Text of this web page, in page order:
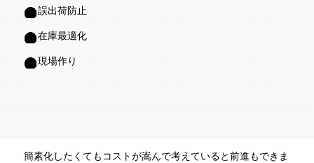
誤出荷防止
在庫最適化
現場作り
簡素化したくてもコストが嵩んで考えていると前進もできま